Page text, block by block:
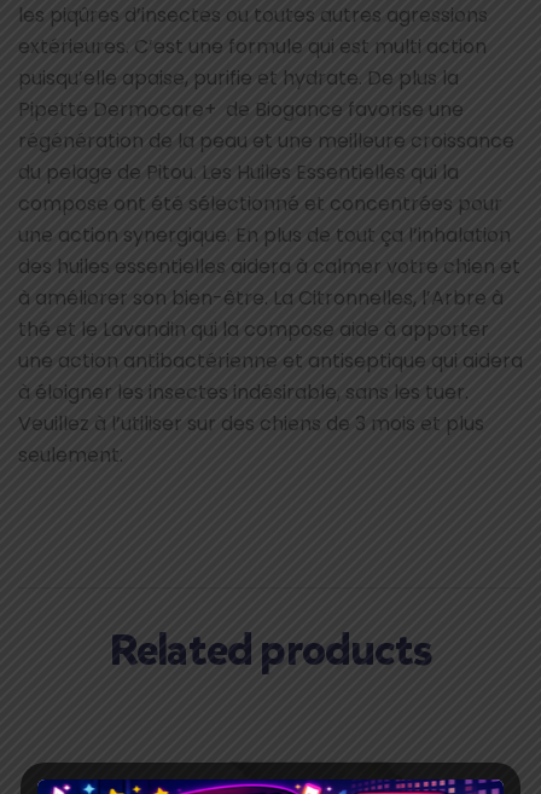
les piqûres d’insectes ou toutes autres agressions
extérieures. C’est une formule qui est multi action
puisqu’elle apaise, purifie et hydrate. De plus la
Pipette Dermocare+ de Biogance favorise une
régénération de la peau et une meilleure croissance
du pelage de Pitou. Les Huiles Essentielles qui la
compose ont été sélectionné et concentrées pour
une action synergique. En plus de tout ça l’inhalation
des huiles essentielles aidera à calmer votre chien et
à améliorer son bien-être. La Citronnelles, l’Arbre à
thé et le Lavandin qui la compose aide à apporter
une action antibactérienne et antiseptique qui aidera
à éloigner les insectes indésirable, sans les tuer.
Veuillez à l’utiliser sur des chiens de 3 mois et plus
seulement.
Related products